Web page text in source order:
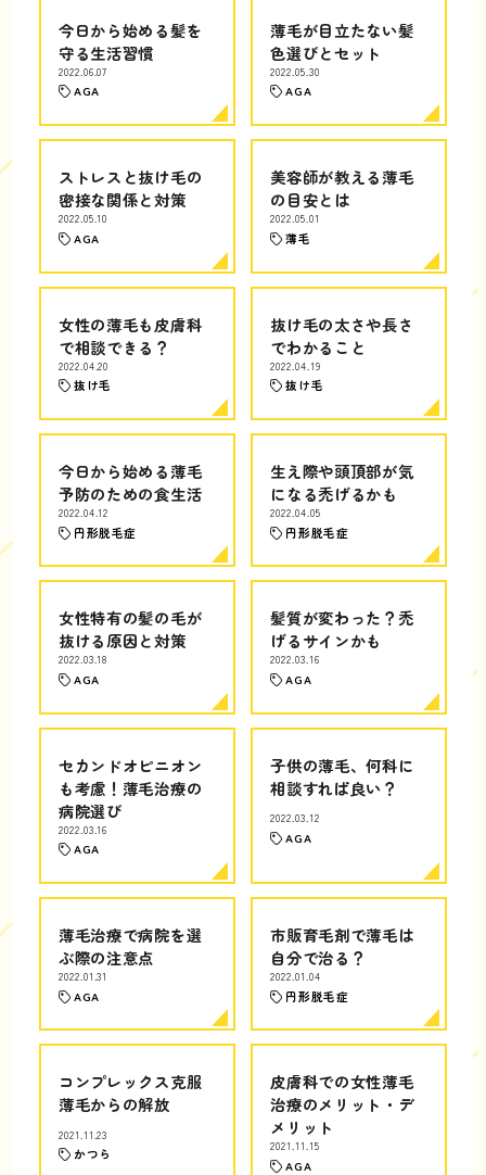
今日から始める髪を
守る生活習慣
2022.06.07
AGA
薄毛が目立たない髪
色選びとセット
2022.05.30
AGA
ストレスと抜け毛の
密接な関係と対策
2022.05.10
AGA
美容師が教える薄毛
の目安とは
2022.05.01
薄毛
女性の薄毛も皮膚科
で相談できる？
2022.04.20
抜け毛
抜け毛の太さや長さ
でわかること
2022.04.19
抜け毛
今日から始める薄毛
予防のための食生活
2022.04.12
円形脱毛症
生え際や頭頂部が気
になる禿げるかも
2022.04.05
円形脱毛症
女性特有の髪の毛が
抜ける原因と対策
2022.03.18
AGA
髪質が変わった？禿
げるサインかも
2022.03.16
AGA
セカンドオピニオン
も考慮！薄毛治療の
病院選び
2022.03.16
AGA
子供の薄毛、何科に
相談すれば良い？
2022.03.12
AGA
薄毛治療で病院を選
ぶ際の注意点
2022.01.31
AGA
市販育毛剤で薄毛は
自分で治る？
2022.01.04
円形脱毛症
コンプレックス克服
薄毛からの解放
2021.11.23
かつら
皮膚科での女性薄毛
治療のメリット・デ
メリット
2021.11.15
AGA